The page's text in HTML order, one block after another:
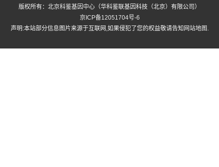
版权所有： 北京科鉴基因中心 （华科鉴联基因科技（北京）有限公司）
京ICP备12051704号-6
声明:本站部分信息图片来源于互联网,如果侵犯了您的权益敬请告知 网站地图